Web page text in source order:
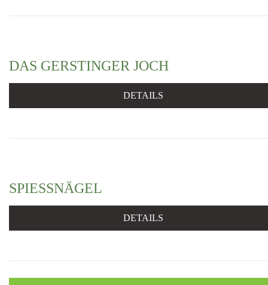
DAS GERSTINGER JOCH
DETAILS
SPIESSNÄGEL
DETAILS